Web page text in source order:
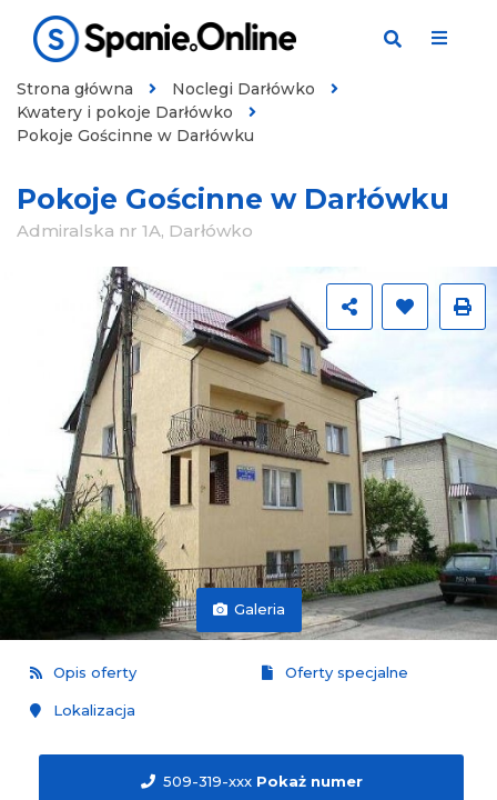
Strona główna
Noclegi Darłówko
Kwatery i pokoje Darłówko
Pokoje Gościnne w Darłówku
Pokoje Gościnne w Darłówku
Admiralska nr 1A, Darłówko
Galeria
Opis oferty Oferty specjalne
Lokalizacja
509-319-xxx Pokaż numer